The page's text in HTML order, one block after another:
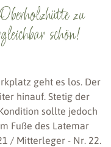
zu
schön!
geht es los. Der
hinauf. Stetig der
sollte jedoch
Fuße des Latemar
/ Mitterleger - Nr. 22.